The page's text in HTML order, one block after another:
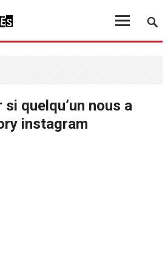
quelqu’un nous a
instagram